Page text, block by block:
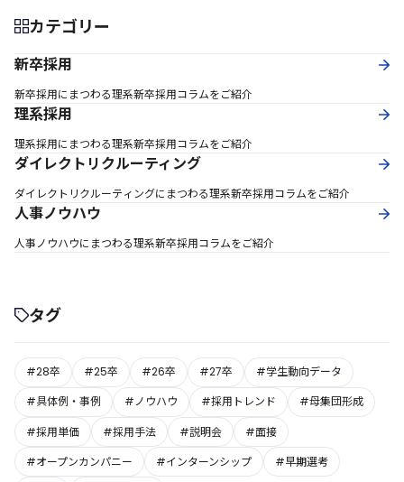
カテゴリー
新卒採用
新卒採用にまつわる理系新卒採用コラムをご紹介
理系採用
理系採用にまつわる理系新卒採用コラムをご紹介
ダイレクトリクルーティング
ダイレクトリクルーティングにまつわる理系新卒採用コラムをご紹介
人事ノウハウ
人事ノウハウにまつわる理系新卒採用コラムをご紹介
タグ
#28卒 #25卒 #26卒 #27卒
#学生動向データ
#具体例・事例
#ノウハウ #採用トレンド
#母集団形成
#採用単価
#採用手法 #説明会
#面接
#オープンカンパニー
#インターンシップ
#早期選考